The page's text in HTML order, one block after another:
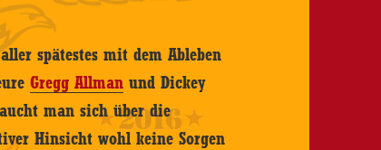
spätestes mit dem Ableben
Gregg Allman und Dickey
man sich über die
Hinsicht wohl keine Sorgen